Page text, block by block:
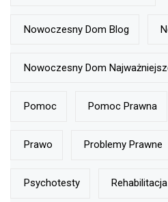
Nowoczesny Dom Blog
Nowoczesny Dom
Pomoc Pomoc Prawna
Prawo Problemy Prawne
Psychotesty Rehabilitacja